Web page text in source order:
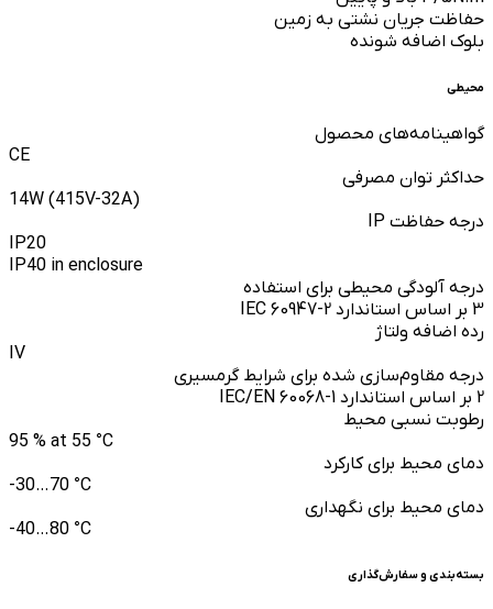
حفاظت جریان نشتی به زمین
بلوک اضافه شونده
محیطی
گواهینامه‌های محصول
CE
حداکثر توان مصرفی
14W (415V-32A)
درجه حفاظت IP
IP20
IP40 in enclosure
درجه آلودگی محیطی برای استفاده
3 بر اساس استاندارد IEC 60947-2
رده اضافه ولتاژ
IV
درجه مقاوم‌سازی شده برای شرایط گرمسیری
2 بر اساس استاندارد IEC/EN 60068-1
رطوبت نسبی محیط
95 % at 55 °C
دمای محیط برای کارکرد
-30…70 °C
دمای محیط برای نگهداری
-40…80 °C
بسته‌بندی و سفارش‌گذاری